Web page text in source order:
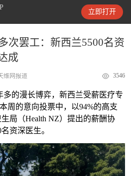
立即打开
天维新闻
次罢工：新西兰5500名资
成
维网报道 3546
多的漫长博弈，新西兰受薪医疗专
周的意向投票中，以94%的高支
局（Health NZ）提出的薪酬协
资深医生。